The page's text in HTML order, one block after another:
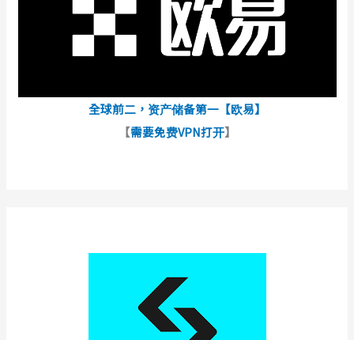
全球前二，资产储备第一【欧易】
【需要免费VPN打开】